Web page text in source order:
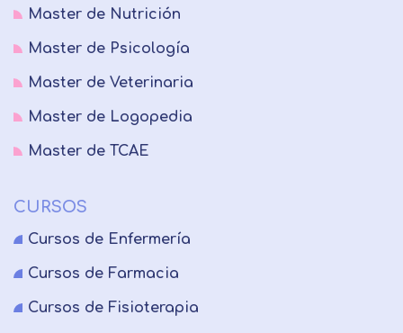
Master de Nutrición
Master de Psicología
Master de Veterinaria
Master de Logopedia
Master de TCAE
CURSOS
Cursos de Enfermería
Cursos de Farmacia
Cursos de Fisioterapia